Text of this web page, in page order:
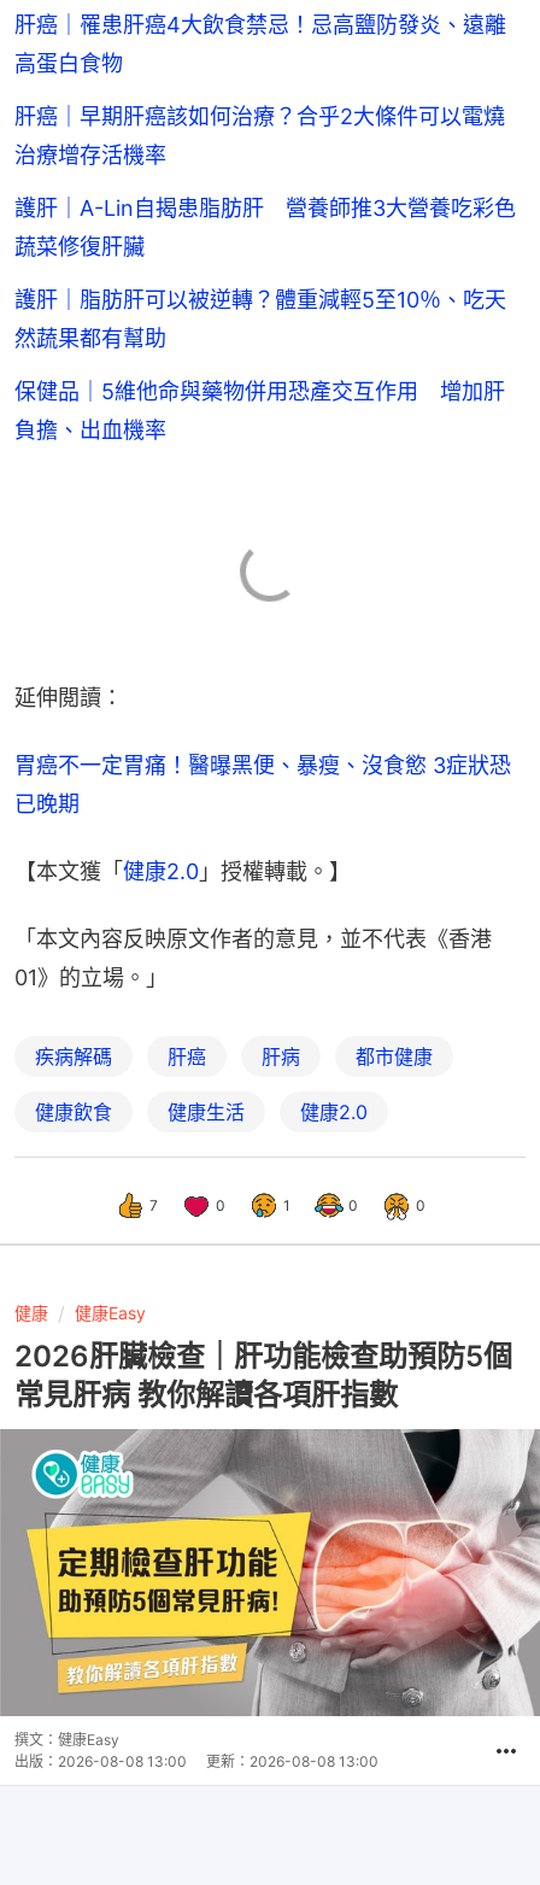
肝癌｜罹患肝癌4大飲食禁忌！忌高鹽防發炎、遠離
高蛋白食物
肝癌｜早期肝癌該如何治療？合乎2大條件可以電燒
治療增存活機率
護肝｜A-Lin自揭患脂肪肝 營養師推3大營養吃彩色
蔬菜修復肝臟
護肝｜脂肪肝可以被逆轉？體重減輕5至10％、吃天
然蔬果都有幫助
保健品｜5維他命與藥物併用恐產交互作用 增加肝
負擔、出血機率
延伸閲讀：
胃癌不一定胃痛！醫曝黑便、暴瘦、沒食慾 3症狀恐
已晚期
【本文獲「健康2.0 」授權轉載。】
「本文內容反映原文作者的意見，並不代表《香港
01》的立場。」
疾病解碼 肝癌 肝病 都市健康
健康飲食 健康生活 健康2.0
7 0 1 0 0
健康 健康Easy
2026肝臟檢查｜肝功能檢查助預防5個
常見肝病 教你解讀各項肝指數
撰文： 健康Easy
出版： 2026-08-08 13:00 更新： 2026-08-08 13:00